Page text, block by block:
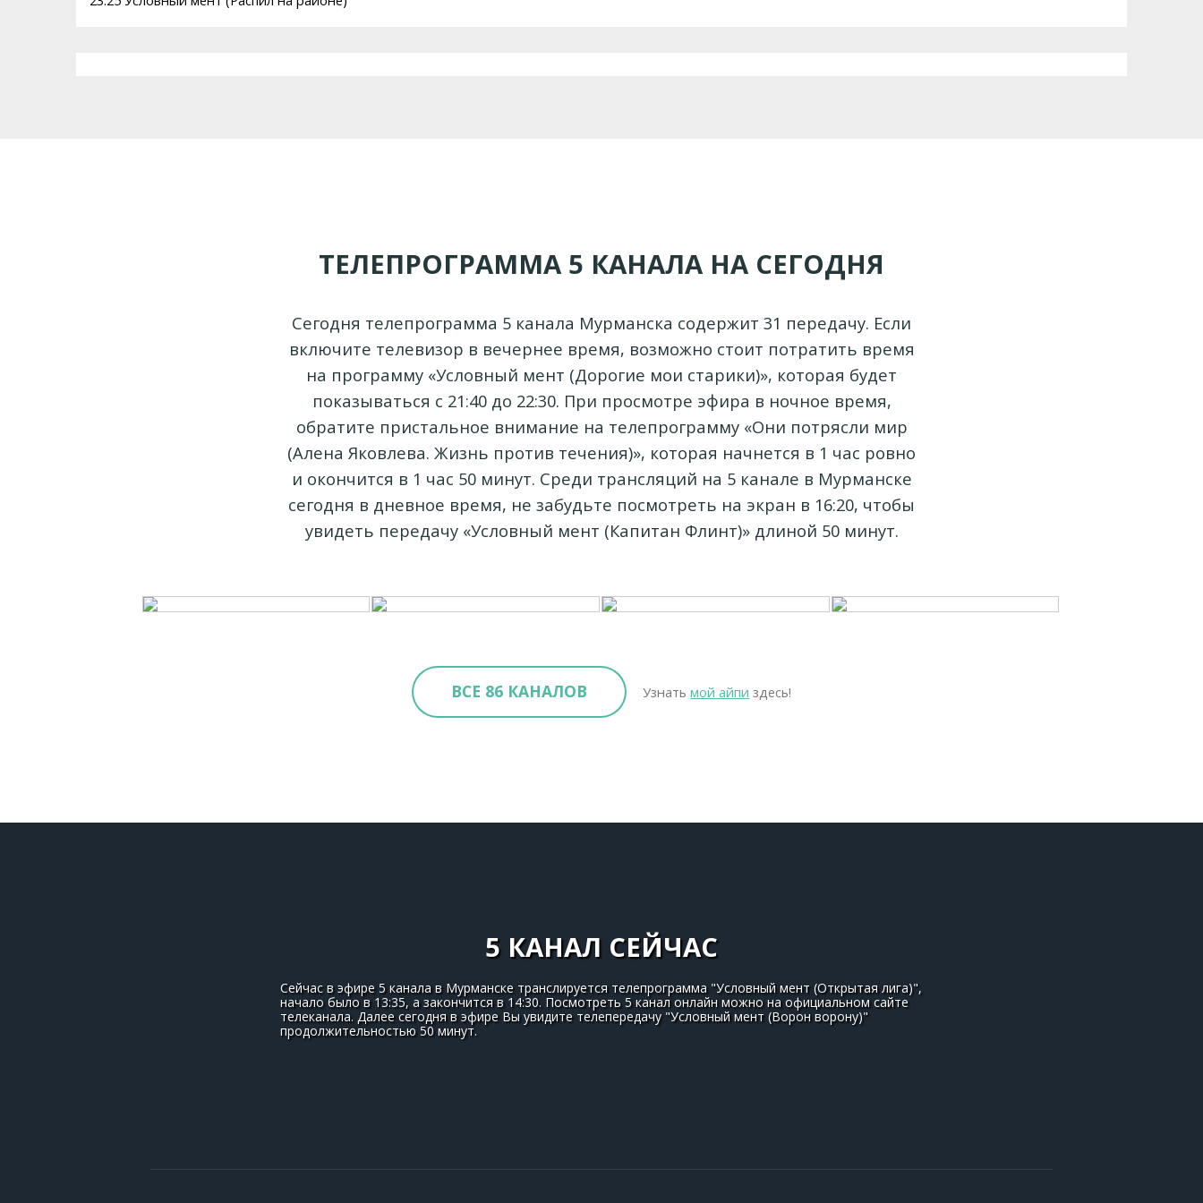
ТЕЛЕПРОГРАММА 5 КАНАЛА НА СЕГОДНЯ
Сегодня телепрограмма 5 канала Мурманска содержит 31 передачу. Если
включите телевизор в вечернее время, возможно стоит потратить время
на программу «Условный мент (Дорогие мои старики)», которая будет
показываться с 21:40 до 22:30. При просмотре эфира в ночное время,
обратите пристальное внимание на телепрограмму «Они потрясли мир
(Алена Яковлева. Жизнь против течения)», которая начнется в 1 час ровно
и окончится в 1 час 50 минут. Среди трансляций на 5 канале в Мурманске
сегодня в дневное время, не забудьте посмотреть на экран в 16:20, чтобы
увидеть передачу «Условный мент (Капитан Флинт)» длиной 50 минут.
ВСЕ 86 КАНАЛОВ Узнатьмой айпи здесь!
5 КАНАЛ СЕЙЧАС
Сейчас в эфире 5 канала в Мурманске транслируется телепрограмма "Условный мент (Открытая лига)",
начало было в 13:35, а закончится в 14:30. Посмотреть 5 канал онлайн можно на официальном сайте
телеканала. Далее сегодня в эфире Вы увидите телепередачу "Условный мент (Ворон ворону)"
продолжительностью 50 минут.